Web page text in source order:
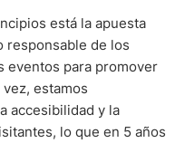
está la apuesta
responsable de los
eventos para promover
estamos
accesibilidad y la
lo que en 5 años